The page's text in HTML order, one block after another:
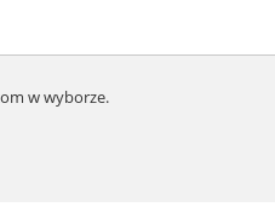
w wyborze.